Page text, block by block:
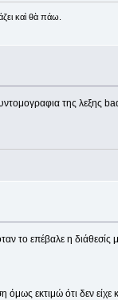
καὶ θὰ πάω.
της
το επέβαλε η
εκτιμώ ότι δεν